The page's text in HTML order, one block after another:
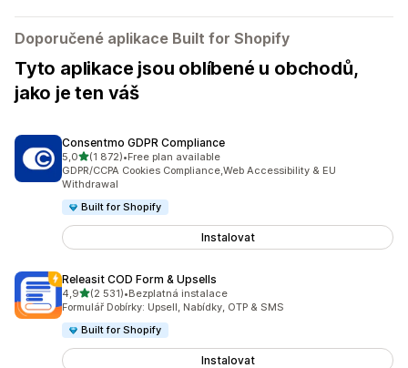
Doporučené aplikace Built for Shopify
Tyto aplikace jsou oblíbené u obchodů,
jako je ten váš
Consentmo GDPR Compliance
5,0z 5 hvězd
(1 872)
Celkový počet recenzí: 1872
•Free plan available
GDPR/CCPA Cookies Compliance,Web Accessibility & EU
Withdrawal
Built for Shopify
Instalovat
Releasit COD Form & Upsells
4,9z 5 hvězd
(2 531)
Celkový počet recenzí: 2531
•Bezplatná instalace
Formulář Dobírky: Upsell, Nabídky, OTP & SMS
Built for Shopify
Instalovat